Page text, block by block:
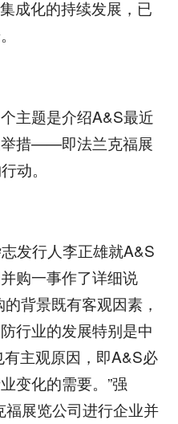
成化的持续发展，已
题是介绍A&S最近
举措——即法兰克福展
动。
行人李正雄就A&S
购一事作了详细说
背景既有客观因素，
行业的发展特别是中
主观原因，即A&S必
变化的需要。”强
福展览公司进行企业并